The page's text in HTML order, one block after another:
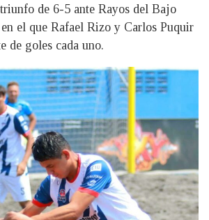
de 6-5 ante Rayos del Bajo
el que Rafael Rizo y Carlos Puquir
de goles cada uno.